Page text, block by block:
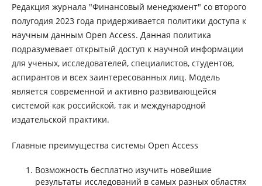
Редакция журнала "Финансовый менеджмент" со второго
полугодия 2023 года придерживается политики доступа к
научным данным Open Access. Данная политика
подразумевает открытый доступ к научной информации
для ученых, исследователей, специалистов, студентов,
аспирантов и всех заинтересованных лиц. Модель
является современной и активно развивающейся
системой как российской, так и международной
издательской практики.
Главные преимущества системы Open Access
Возможность бесплатно изучить новейшие
результаты исследований в самых разных областях